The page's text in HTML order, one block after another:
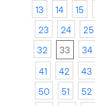
13
14 15
23
24 25
32
33 34
41
42 43
50
51 52